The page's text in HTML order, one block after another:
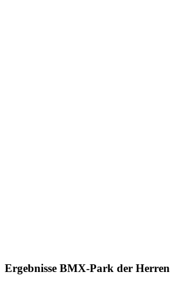
Ergebnisse BMX-Park der